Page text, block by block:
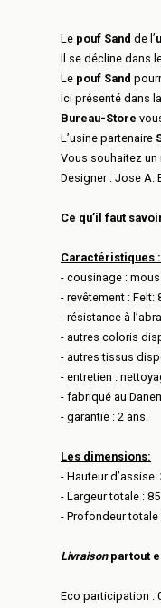
Le pouf Sand de l’
Il se décline dans
Le pouf Sand
Ici présenté dans
Bureau-Store
L’usine partenaire
Vous souhaitez
Designer : Jose A.
Ce qu’il faut
Caractéristiques :
- cousinage :
- revêtement : Felt:
- résistance à
- autres coloris
- autres tissus
- entretien :
- fabriqué au
- garantie : 2 ans.
Les dimensions:
- Hauteur d’assise:
- Largeur totale :
- Profondeur totale
Livraison partout
Eco participation :